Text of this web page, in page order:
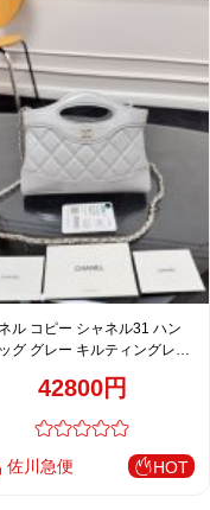
ル コピー シャネル31 ハン
グ グレー キルティングレザ
42800円
佐川急便 HOT